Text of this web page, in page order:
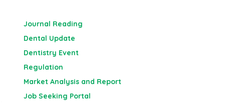
Journal Reading
Dental Update
Dentistry Event
Regulation
Market Analysis and Report
Job Seeking Portal